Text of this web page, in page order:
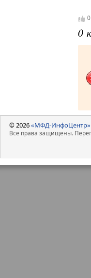
0
0
© 2026«МФД-ИнфоЦентр»
Все права защищены.